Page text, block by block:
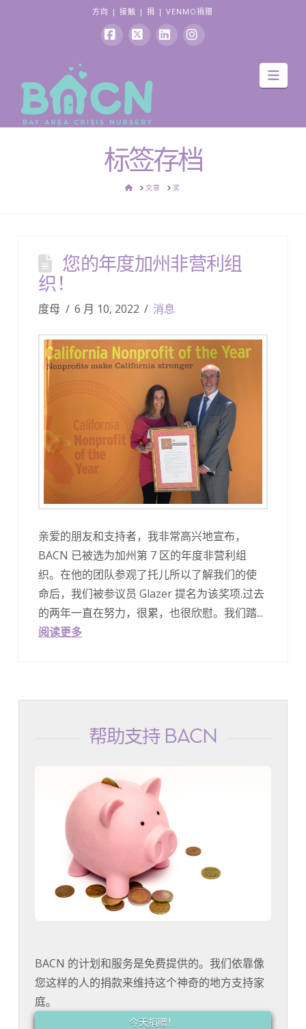
方向 |接触 |捐 |VENMO捐赠
导
航
标签存档
家 文章 奖
您的年度加州非营利组
织！
度母 6 月 10, 2022 消息
亲爱的朋友和支持者，我非常高兴地宣布，
BACN 已被选为加州第 7 区的年度非营利组
织。在他的团队参观了托儿所以了解我们的使
命后，我们被参议员 Glazer 提名为该奖项.过去
的两年一直在努力，很累，也很欣慰。我们踏...
阅读更多
帮助支持 BACN
BACN 的计划和服务是免费提供的。我们依靠像
您这样的人的捐款来维持这个神奇的地方支持家
庭。
今天捐赠！